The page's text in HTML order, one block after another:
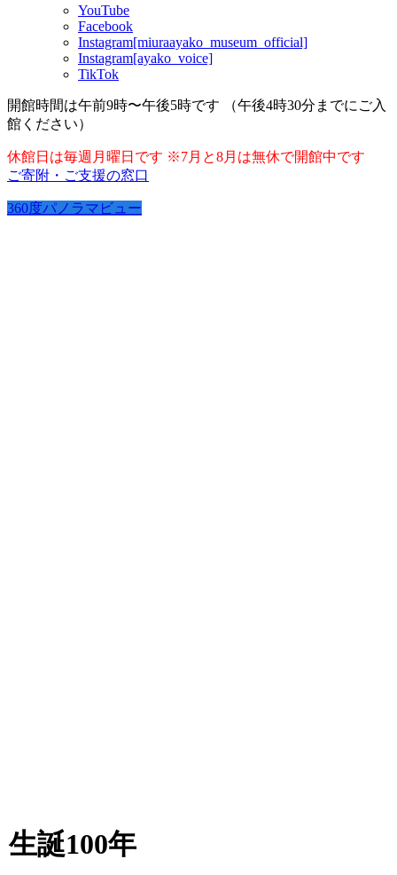
YouTube
Facebook
Instagram[miuraayako_museum_official]
Instagram[ayako_voice]
TikTok
開館時間は午前9時〜午後5時です （午後4時30分までにご入
館ください）
休館日は毎週月曜日です ※7月と8月は無休で開館中です
ご寄附・ご支援の窓口
360度パノラマビュー
生誕100年